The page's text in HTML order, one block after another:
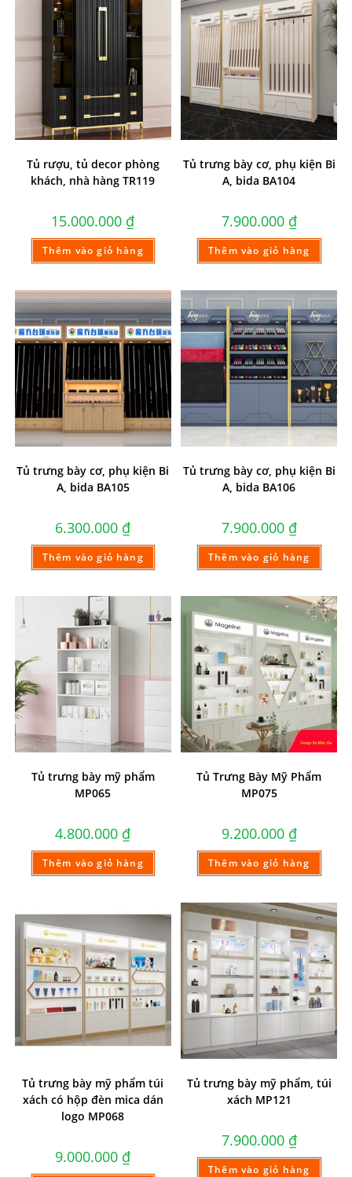
Tủ rượu, tủ decor phòng
khách, nhà hàng TR119
15.000.000 ₫
Thêm vào giỏ hàng
Tủ trưng bày cơ, phụ kiện Bi
A, bida BA104
7.900.000 ₫
Thêm vào giỏ hàng
Tủ trưng bày cơ, phụ kiện Bi
A, bida BA105
6.300.000 ₫
Thêm vào giỏ hàng
Tủ trưng bày cơ, phụ kiện Bi
A, bida BA106
7.900.000 ₫
Thêm vào giỏ hàng
Tủ trưng bày mỹ phẩm
MP065
4.800.000 ₫
Thêm vào giỏ hàng
Tủ Trưng Bày Mỹ Phẩm
MP075
9.200.000 ₫
Thêm vào giỏ hàng
Tủ trưng bày mỹ phẩm túi
xách có hộp đèn mica dán
logo MP068
9.000.000 ₫
Tủ trưng bày mỹ phẩm, túi
xách MP121
7.900.000 ₫
Thêm vào giỏ hàng